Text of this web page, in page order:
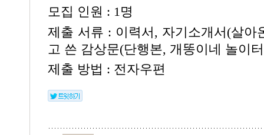
모집 인원 : 1명
제출 서류 : 이력서, 자기소개서(살아
고 쓴 감상문(단행본, 개똥이네 놀이
제출 방법 : 전자우편